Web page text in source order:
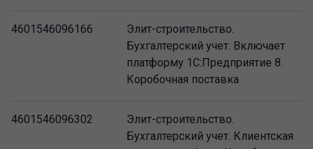
4601546096166
Элит-строительство.
Бухгалтерский учет. Включает
платформу 1С:Предприятие 8.
Коробочная поставка
4601546096302
Элит-строительство.
Бухгалтерский учет. Клиентская